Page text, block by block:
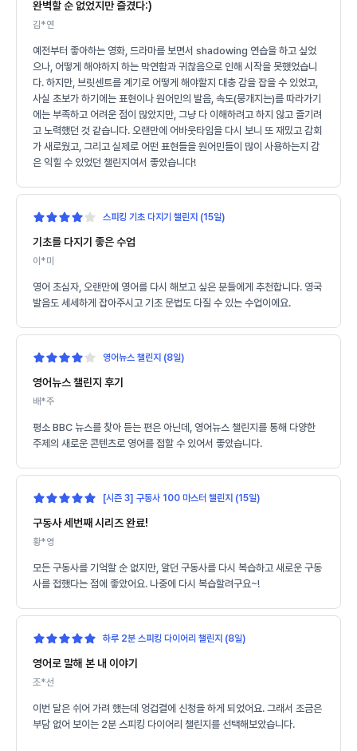
완벽할 순 없었지만 즐겼다:)
김*연
예전부터 좋아하는 영화, 드라마를 보면서 shadowing 연습을 하고 싶었
으나, 어떻게 해야하지 하는 막연함과 귀찮음으로 인해 시작을 못했었습니
다. 하지만, 브릿센트를 계기로 어떻게 해야할지 대충 감을 잡을 수 있었고,
사실 초보가 하기에는 표현이나 원어민의 발음, 속도(뭉개지는)를 따라가기
에는 부족하고 어려운 점이 많았지만, 그냥 다 이해하려고 하지 않고 즐기려
고 노력했던 것 같습니다. 오랜만에 어바웃타임을 다시 보니 또 재밌고 감회
가 새로웠고, 그리고 실제로 어떤 표현들을 원어민들이 많이 사용하는지 감
은 익힐 수 있었던 챌린지여서 좋았습니다!
스피킹 기초 다지기 챌린지 (15일)
기초를 다지기 좋은 수업
이*미
영어 초심자, 오랜만에 영어를 다시 해보고 싶은 분들에게 추천합니다. 영국
발음도 세세하게 잡아주시고 기초 문법도 다질 수 있는 수업이에요.
영어뉴스 챌린지 (8일)
영어뉴스 챌린지 후기
배*주
평소 BBC 뉴스를 찾아 듣는 편은 아닌데, 영어뉴스 챌린지를 통해 다양한
주제의 새로운 콘텐츠로 영어를 접할 수 있어서 좋았습니다.
[시즌 3] 구동사 100 마스터 챌린지 (15일)
구동사 세번째 시리즈 완료!
황*영
모든 구동사를 기억할 순 없지만, 알던 구동사를 다시 복습하고 새로운 구동
사를 접했다는 점에 좋았어요. 나중에 다시 복습할려구요~!
하루 2분 스피킹 다이어리 챌린지 (8일)
영어로 말해 본 내 이야기
조*선
이번 달은 쉬어 가려 했는데 엉겁결에 신청을 하게 되었어요. 그래서 조금은
부담 없어 보이는 2분 스피킹 다이어리 챌린지를 선택해보았습니다.